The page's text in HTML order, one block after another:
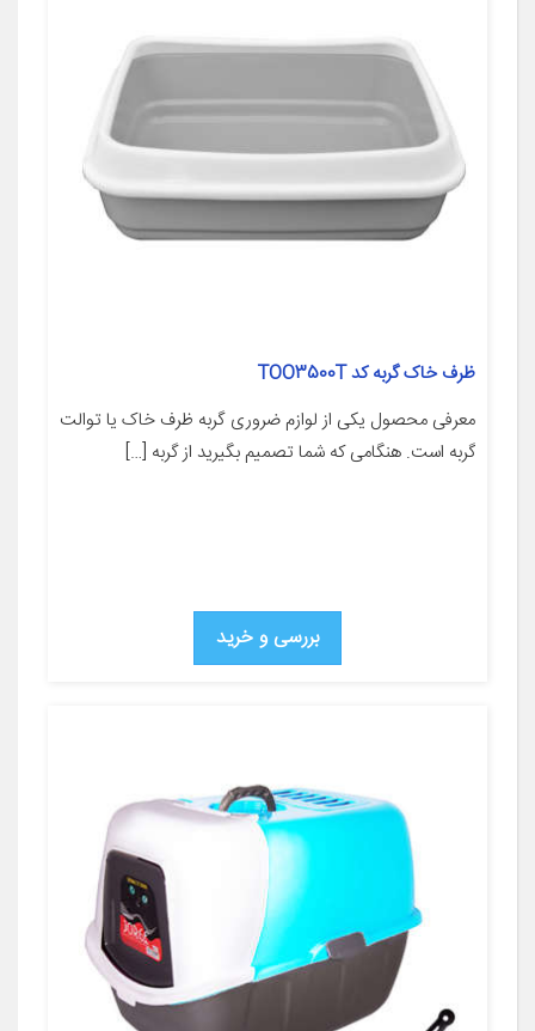
ظرف خاک گربه کد TOO3500T
معرفی محصول یکی از لوازم ضروری گربه ظرف خاک یا توالت
گربه است. هنگامی که شما تصمیم بگیرید از گربه […]
بررسی و خرید